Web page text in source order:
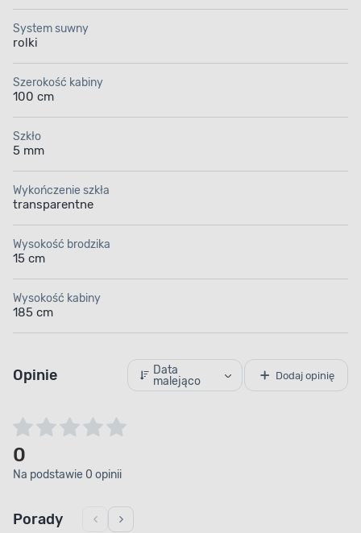
remontu.
SZKŁO HARTOWANE
i ścianki prysznica są odporne na przypadkowe
uderzenia i nie grożą łatwym rozbiciem. Możesz
System suwny
rolki
Szerokość kabiny
100 cm
Szkło
5 mm
Wykończenie szkła
transparentne
Wysokość brodzika
15 cm
Wysokość kabiny
185 cm
Opinie
Data
malejąco
Dodaj opinię
0
Na podstawie 0 opinii
Porady